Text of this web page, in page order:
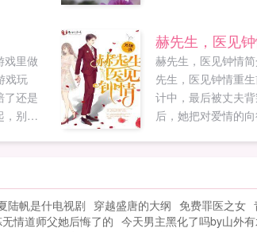
幸福的活着。...
戏里做
戏玩
了还是
，别忘
赫先生，医见
赫先生，医见钟情
先生，医见钟情重
计中，最后被丈夫
后，她把对爱情的
陆帆是什电视剧 穿越盛唐的大纲 免费罪医之女
情道师父她后悔了的 今天男主黑化了吗by山外